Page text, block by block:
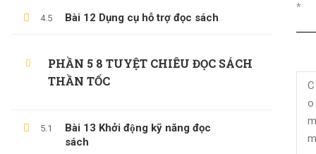
4.5 Bài 12 Dụng cụ hỗ trợ đọc sách
PHẦN 5 8 TUYỆT CHIÊU ĐỌC SÁCH
THẦN TỐC
5.1
Bài 13 Khởi động kỹ năng đọc
sách
*
Giới Thiệu Về Website Học Online